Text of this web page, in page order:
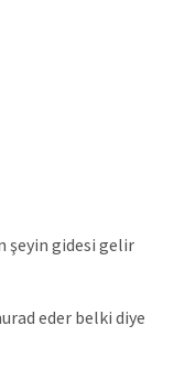
şeyin gidesi gelir
eder belki diye